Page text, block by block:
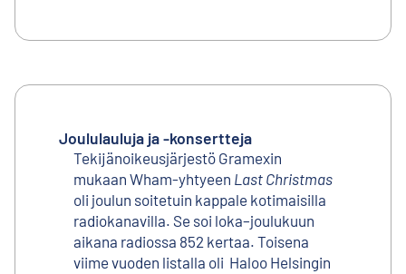
Joululauluja ja -konsertteja
Tekijänoikeusjärjestö Gramexin
mukaan Wham-yhtyeen Last Christmas
oli joulun soitetuin kappale kotimaisilla
radiokanavilla. Se soi loka–joulukuun
aikana radiossa 852 kertaa. Toisena
viime vuoden listalla oli Haloo Helsingin